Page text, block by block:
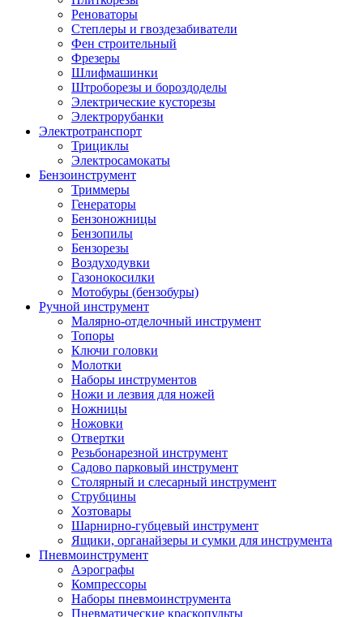
Реноваторы
Степлеры и гвоздезабиватели
Фен строительный
Фрезеры
Шлифмашинки
Штроборезы и бороздоделы
Электрические кусторезы
Электрорубанки
Электротранспорт
Трициклы
Электросамокаты
Бензоинструмент
Триммеры
Генераторы
Бензоножницы
Бензопилы
Бензорезы
Воздуходувки
Газонокосилки
Мотобуры (бензобуры)
Ручной инструмент
Малярно-отделочный инструмент
Топоры
Ключи головки
Молотки
Наборы инструментов
Ножи и лезвия для ножей
Ножницы
Ножовки
Отвертки
Резьбонарезной инструмент
Садово парковый инструмент
Столярный и слесарный инструмент
Струбцины
Хозтовары
Шарнирно-губцевый инструмент
Ящики, органайзеры и сумки для инструмента
Пневмоинструмент
Аэрографы
Компрессоры
Наборы пневмоинструмента
Пневматические краскопульты